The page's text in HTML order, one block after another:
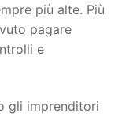
più alte. Più
pagare
e
gli imprenditori